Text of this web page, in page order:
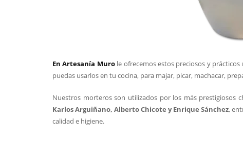
En Artesanía Murole ofrecemos estos preciosos y
puedas usarlos en tu cocina, para majar, picar, machacar,
Nuestros morteros son utilizados por los más prestigiosos
Karlos Arguiñano, Alberto Chicote y Enrique Sánchez,
calidad e higiene.